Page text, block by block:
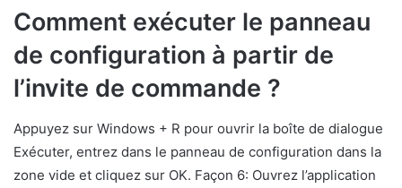
Comment exécuter le panneau
de configuration à partir de
l’invite de commande ?
Appuyez sur Windows + R pour ouvrir la boîte de dialogue
Exécuter, entrez dans le panneau de configuration dans la
zone vide et cliquez sur OK. Façon 6: Ouvrez l’application